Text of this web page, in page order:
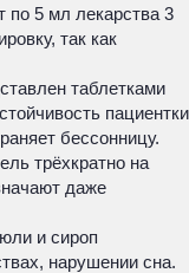
по 5 мл лекарства 3
так как
таблетками
пациентки
бессонницу.
трёхкратно на
даже
и сироп
нарушении сна.